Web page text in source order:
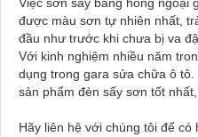
Việc sơn sấy bằng hồng ngoại
được màu sơn tự nhiên nhất,
đầu như trước khi chưa bị va
Với kinh nghiệm nhiều năm
dụng trong gara sửa chữa ô
sản phẩm đèn sấy sơn tốt
Hãy liên hệ với chúng tôi để